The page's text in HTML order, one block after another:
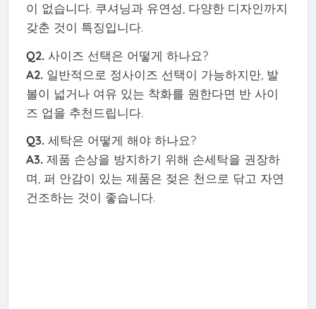
이 없습니다. 쿠셔닝과 유연성, 다양한 디자인까지
갖춘 것이 특징입니다.
Q2.사이즈 선택은 어떻게 하나요?
A2.일반적으로 정사이즈 선택이 가능하지만, 발
볼이 넓거나 여유 있는 착화를 원한다면 반 사이
즈 업을 추천드립니다.
Q3.세탁은 어떻게 해야 하나요?
A3.제품 손상을 방지하기 위해 손세탁을 권장하
며, 퍼 안감이 있는 제품은 젖은 천으로 닦고 자연
건조하는 것이 좋습니다.